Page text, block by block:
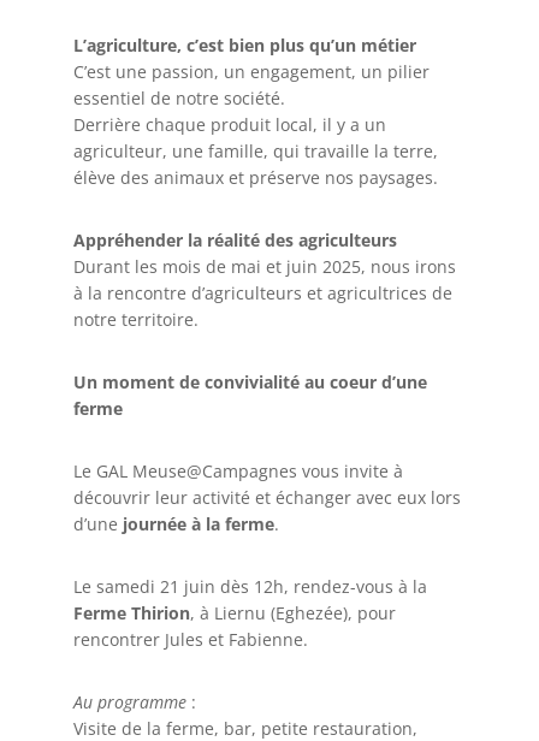
L’agriculture, c’est bien plus qu’un métier
C’est une passion, un engagement, un pilier
essentiel de notre société.
Derrière chaque produit local, il y a un
agriculteur, une famille, qui travaille la terre,
élève des animaux et préserve nos paysages.
Appréhender la réalité des agriculteurs
Durant les mois de mai et juin 2025, nous irons
à la rencontre d’agriculteurs et agricultrices de
notre territoire.
Un moment de convivialité au coeur d’une
ferme
Le GAL Meuse@Campagnes vous invite à
découvrir leur activité et échanger avec eux lors
d’une journée à la ferme.
Le samedi 21 juin dès 12h, rendez-vous à la
Ferme Thirion, à Liernu (Eghezée), pour
rencontrer Jules et Fabienne.
Au programme:
Visite de la ferme, bar, petite restauration,